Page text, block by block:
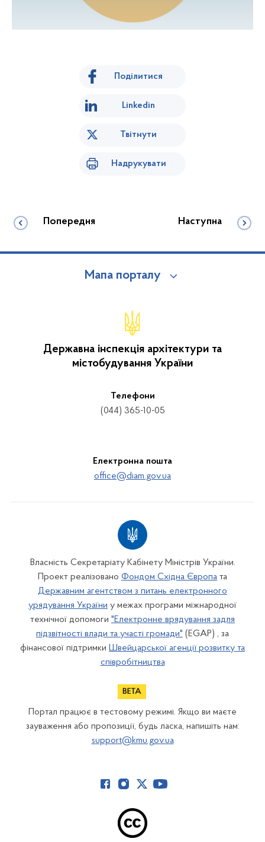
Поділитися
Linkedin
Твітнути
Надрукувати
Попередня Наступна
Мапа порталу
Державна інспекція архітектури та
містобудування України
Телефони
(044) 365-10-05
Електронна пошта
office@diam.gov.ua
Власність Секретаріату Кабінету Міністрів України.
Проект реалізовано Фондом Східна Європа та
Державним агентством з питань електронного
урядування України у межах програми міжнародної
технічної допомоги "Електронне врядування задля
підзвітності влади та участі громади" (EGAP) , за
фінансової підтримки Швейцарської агенції розвитку та
співробітництва
Портал працює в тестовому режимі. Якщо ви маєте
зауваження або пропозиції, будь ласка, напишіть нам:
support@kmu.gov.ua